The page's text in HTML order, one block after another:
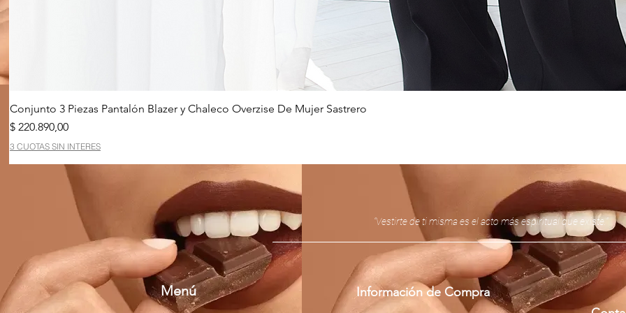
Conjunto 3 Piezas Pantalón Blazer y Chaleco Overzise De Mujer Sastrero
Precio
$ 220.890,00
3 CUOTAS SIN INTERES
“Vestirte de ti misma es el acto más espiritual que existe.”
Menú
Información de Compra